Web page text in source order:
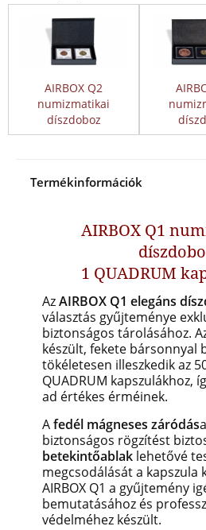
AIRBOX Q2
numizmatikai
díszdoboz
Termékinformációk
AIRBOX Q1
1 QUADRUM
AzAIRBOX Q1 elegáns
választás gyűjteménye
biztonságos tárolásához.
készült, fekete bársonnyal
tökéletesen illeszkedik az
QUADRUM kapszulákhoz,
ad értékes érméinek.
Afedél mágneses záródás
biztonságos rögzítést
betekintőablak lehetővé
megcsodálását a kapszula
AIRBOX Q1 a gyűjtemény
bemutatásához és
védelméhez készült.